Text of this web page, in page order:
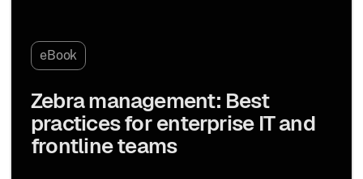
eBook
Zebra management: Best
practices for enterprise IT and
frontline teams